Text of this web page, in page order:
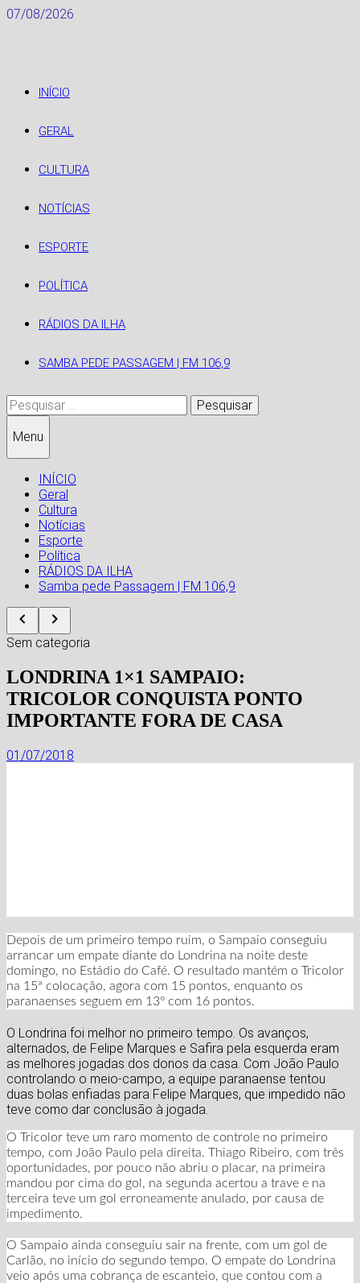
Skip
07/08/2026
INÍCIO
GERAL
CULTURA
NOTÍCIAS
ESPORTE
POLÍTICA
RÁDIOS DA ILHA
SAMBA PEDE PASSAGEM | FM 106,9
Pesquisar
por:
Menu
INÍCIO
Geral
Cultura
Notícias
Esporte
Política
RÁDIOS DA ILHA
Samba pede Passagem | FM 106,9
Sem categoria
LONDRINA 1×1 SAMPAIO:
TRICOLOR CONQUISTA PONTO
IMPORTANTE FORA DE CASA
01/07/2018
Depois de um primeiro tempo ruim, o Sampaio conseguiu
arrancar um empate diante do Londrina na noite deste
domingo, no Estádio do Café. O resultado mantém o Tricolor
na 15ª colocação, agora com 15 pontos, enquanto os
paranaenses seguem em 13º com 16 pontos.
O Londrina foi melhor no primeiro tempo. Os avanços,
alternados, de Felipe Marques e Safira pela esquerda eram
as melhores jogadas dos donos da casa. Com João Paulo
controlando o meio-campo, a equipe paranaense tentou
duas bolas enfiadas para Felipe Marques, que impedido não
teve como dar conclusão à jogada.
O Tricolor teve um raro momento de controle no primeiro
tempo, com João Paulo pela direita. Thiago Ribeiro, com três
oportunidades, por pouco não abriu o placar, na primeira
mandou por cima do gol, na segunda acertou a trave e na
terceira teve um gol erroneamente anulado, por causa de
impedimento.
O Sampaio ainda conseguiu sair na frente, com um gol de
Carlão, no início do segundo tempo. O empate do Londrina
veio após uma cobrança de escanteio, que contou com a